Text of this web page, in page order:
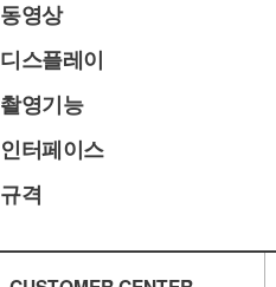
동영상
디스플레이
촬영기능
인터페이스
규격